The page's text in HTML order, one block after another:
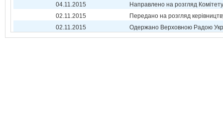
04.11.2015
Направлено на розгляд Комітету
02.11.2015
Передано на розгляд
02.11.2015
Одержано Верховною Радою